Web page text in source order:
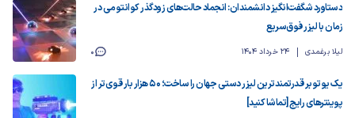
دستاورد شگفت‌انگیز دانشمندان: انجماد حالت‌های زودگذر کوانتومی در
زمان با لیزر فوق‌سریع
لیلا برغمدی 24 خرداد 1404 0
یک یوتوبر قدرتمندترین لیزر دستی جهان را ساخت؛ 50 هزار بار قوی‌تر از
پوینترهای رایج [تماشا کنید]